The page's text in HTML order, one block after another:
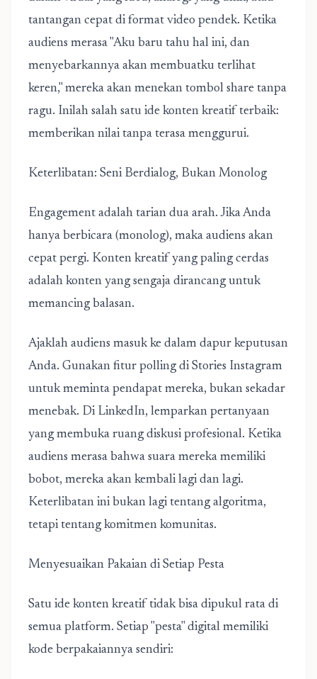
tantangan cepat di format video pendek. Ketika
audiens merasa "Aku baru tahu hal ini, dan
menyebarkannya akan membuatku terlihat
keren," mereka akan menekan tombol share tanpa
ragu. Inilah salah satu ide konten kreatif terbaik:
memberikan nilai tanpa terasa menggurui.
Keterlibatan: Seni Berdialog, Bukan Monolog
Engagement adalah tarian dua arah. Jika Anda
hanya berbicara (monolog), maka audiens akan
cepat pergi. Konten kreatif yang paling cerdas
adalah konten yang sengaja dirancang untuk
memancing balasan.
Ajaklah audiens masuk ke dalam dapur keputusan
Anda. Gunakan fitur polling di Stories Instagram
untuk meminta pendapat mereka, bukan sekadar
menebak. Di LinkedIn, lemparkan pertanyaan
yang membuka ruang diskusi profesional. Ketika
audiens merasa bahwa suara mereka memiliki
bobot, mereka akan kembali lagi dan lagi.
Keterlibatan ini bukan lagi tentang algoritma,
tetapi tentang komitmen komunitas.
Menyesuaikan Pakaian di Setiap Pesta
Satu ide konten kreatif tidak bisa dipukul rata di
semua platform. Setiap "pesta" digital memiliki
kode berpakaiannya sendiri: